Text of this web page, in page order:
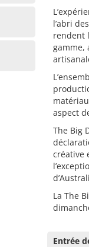
l’abri
rendent
gamme,
aspect
The Big
créative
La The
Entrée